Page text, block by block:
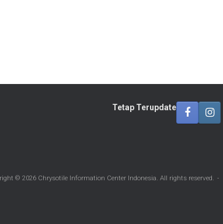
Tetap Terupdate
© 2026 Chrysotile Information Center Indonesia. All rights reserved.